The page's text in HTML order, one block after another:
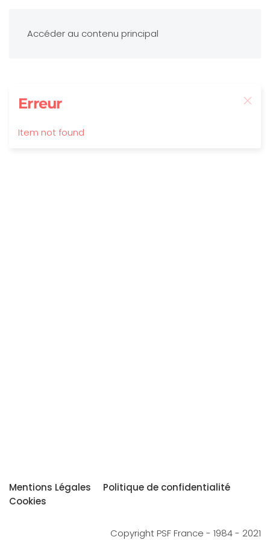
Accéder au contenu principal
Erreur
Item not found
Mentions Légales
Politique de confidentialité
Cookies
Copyright PSF France - 1984 - 2021